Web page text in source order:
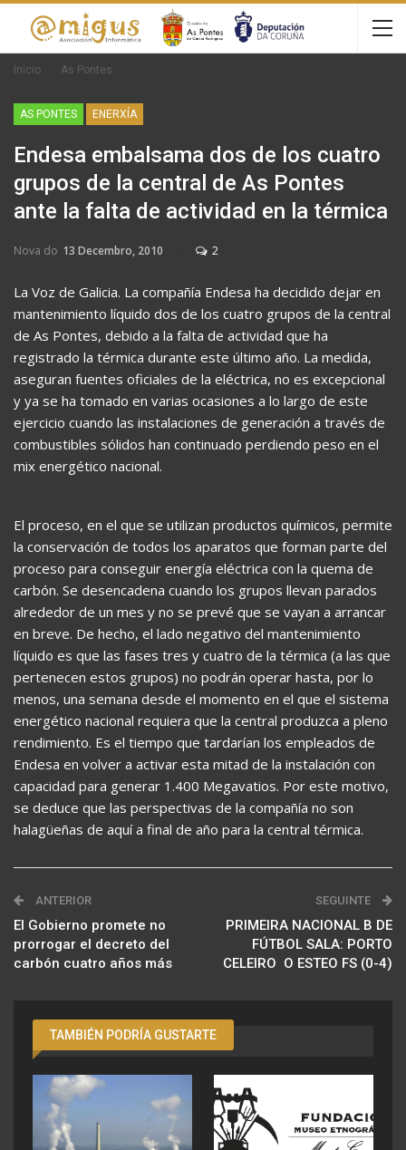
Inicio As Pontes
AS PONTES ENERXÍA
Endesa embalsama dos de los cuatro
grupos de la central de As Pontes
ante la falta de actividad en la térmica
Nova do 13 Decembro, 2010 2
La Voz de Galicia. La compañía Endesa ha decidido dejar en
mantenimiento líquido dos de los cuatro grupos de la central
de As Pontes, debido a la falta de actividad que ha
registrado la térmica durante este último año. La medida,
aseguran fuentes oficiales de la eléctrica, no es excepcional
y ya se ha tomado en varias ocasiones a lo largo de este
ejercicio cuando las instalaciones de generación a través de
combustibles sólidos han continuado perdiendo peso en el
mix energético nacional.
El proceso, en el que se utilizan productos químicos, permite
la conservación de todos los aparatos que forman parte del
proceso para conseguir energía eléctrica con la quema de
carbón. Se desencadena cuando los grupos llevan parados
alrededor de un mes y no se prevé que se vayan a arrancar
en breve. De hecho, el lado negativo del mantenimiento
líquido es que las fases tres y cuatro de la térmica (a las que
pertenecen estos grupos) no podrán operar hasta, por lo
menos, una semana desde el momento en el que el sistema
energético nacional requiera que la central produzca a pleno
rendimiento. Es el tiempo que tardarían los empleados de
Endesa en volver a activar esta mitad de la instalación con
capacidad para generar 1.400 Megavatios. Por este motivo,
se deduce que las perspectivas de la compañía no son
halagüeñas de aquí a final de año para la central térmica.
ANTERIOR
El Gobierno promete no
prorrogar el decreto del
carbón cuatro años más
SEGUINTE
PRIMEIRA NACIONAL B DE
FÚTBOL SALA: PORTO
CELEIRO  O ESTEO FS (0-4)
TAMBIÉN PODRÍA GUSTARTE